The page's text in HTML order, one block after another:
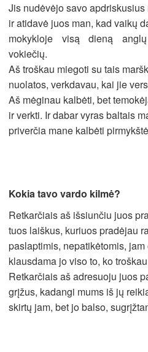
Jis nudėvėjo savo
ir atidavė juos man, kad vaikų
mokykloje visą dieną
vokiečių.
Aš troškau miegoti su tais
nuolatos, verkdavau, kai jie
Aš mėginau kalbėti, bet
ir verkti. Ir dabar vyras baltais
priverčia mane kalbėti
Kokia tavo vardo kilmė?
Retkarčiais aš išsiunčiu juos
tuos laiškus, kuriuos pradėjau
paslaptimis, nepatikėtomis, jam
klausdama jo viso to, ko
Retkarčiais aš adresuoju juos
grįžus, kadangi mums iš jų
skirtų jam, bet jo balso,